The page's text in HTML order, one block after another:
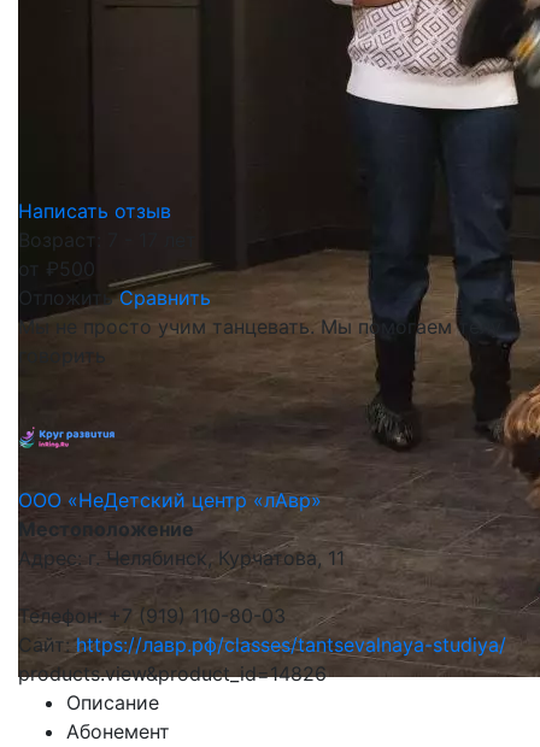
Написать отзыв
Возраст: 7 - 17 лет
от ₽500
Отложить Сравнить
Мы не просто учим танцевать. Мы помогаем телу
говорить
ООО «НеДетский центр «лАвр»
Местоположение
Адрес: г. Челябинск, Курчатова, 11
Телефон: +7 (919) 110-80-03
Сайт:https://лавр.рф/classes/tantsevalnaya-studiya/
products.view&product_id=14826
Описание
Абонемент